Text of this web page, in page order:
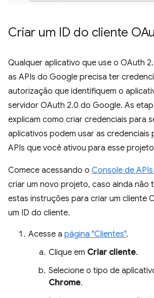
Criar um ID do cliente
Qualquer aplicativo que use o OAuth
as APIs do Google precisa ter
autorização que identifiquem o
servidor OAuth 2.0 do Google. As
explicam como criar credenciais para
aplicativos podem usar as credenciais
APIs que você ativou para esse
Comece acessando o Console de
criar um novo projeto, caso ainda não
estas instruções para criar um cliente
um ID do cliente.
Acesse a página "Clientes".
Clique em Criar cliente.
Selecione o tipo de
Chrome.